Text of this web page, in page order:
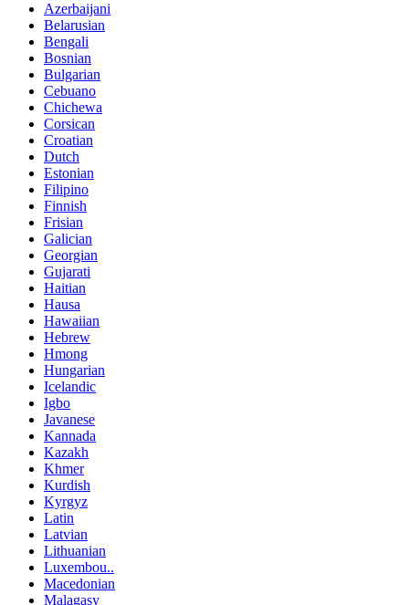
Azerbaijani
Belarusian
Bengali
Bosnian
Bulgarian
Cebuano
Chichewa
Corsican
Croatian
Dutch
Estonian
Filipino
Finnish
Frisian
Galician
Georgian
Gujarati
Haitian
Hausa
Hawaiian
Hebrew
Hmong
Hungarian
Icelandic
Igbo
Javanese
Kannada
Kazakh
Khmer
Kurdish
Kyrgyz
Latin
Latvian
Lithuanian
Luxembou..
Macedonian
Malagasy